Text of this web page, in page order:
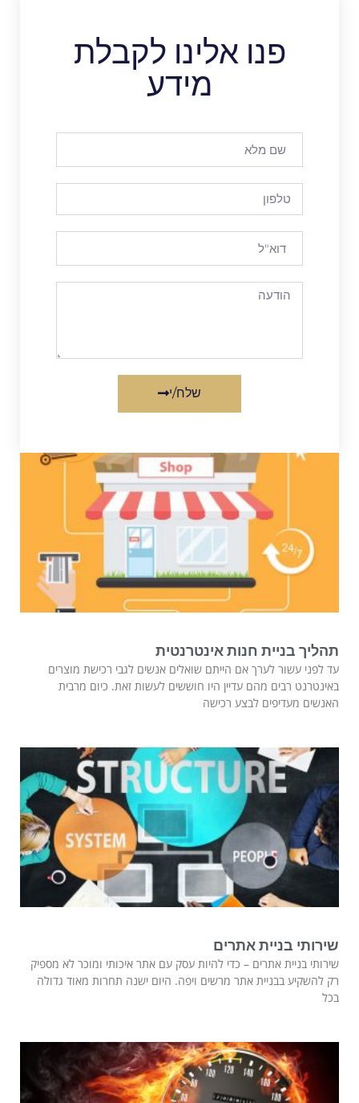
פנו אלינו לקבלת
מידע
שלח/י
תהליך בניית חנות אינטרנטית
עד לפני עשור לערך אם הייתם שואלים אנשים לגבי רכישת מוצרים
באינטרנט רבים מהם עדיין היו חוששים לעשות זאת. כיום מרבית
האנשים מעדיפים לבצע רכישה
שירותי בניית אתרים
שירותי בניית אתרים – כדי להיות עסק עם אתר איכותי ומוכר לא מספיק
רק להשקיע בבניית אתר מרשים ויפה. היום ישנה תחרות מאוד גדולה
בכל